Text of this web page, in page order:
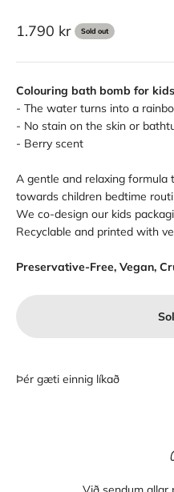
Sale price
1.790 kr Sold out
Colouring bath bomb for
- The water turns into a
- No stain on the skin or
- Berry scent
A gentle and relaxing
towards children bedtime
We co-design our kids
Recyclable and printed with
Preservative-Free, Vegan,